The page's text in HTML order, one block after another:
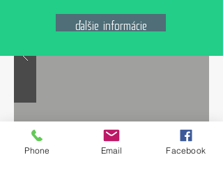
ďalšie informácie
Phone Email Facebook